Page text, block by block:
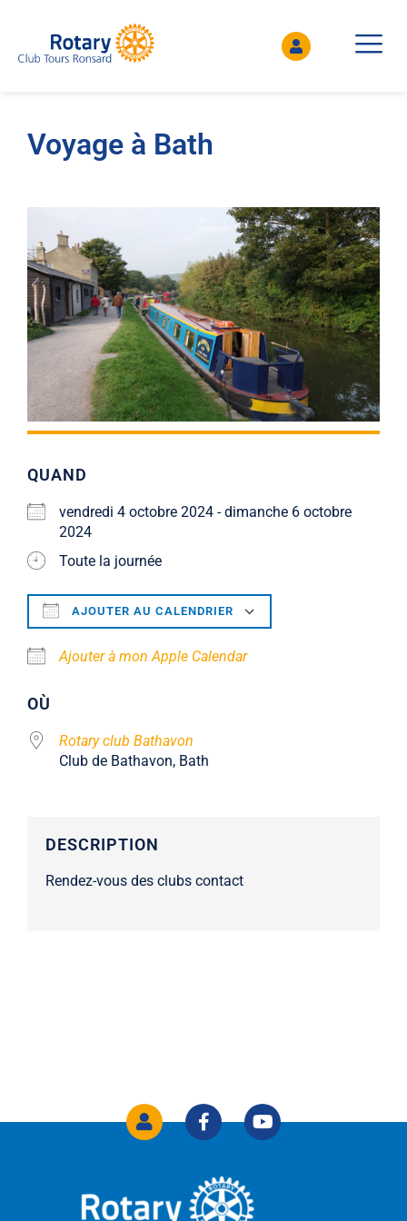
Voyage à Bath
QUAND
vendredi 4 octobre 2024 - dimanche 6 octobre
2024
Toute la journée
AJOUTER AU CALENDRIER
Ajouter à mon Apple Calendar
OÙ
Rotary club Bathavon
Club de Bathavon, Bath
Rendez-vous des clubs contact